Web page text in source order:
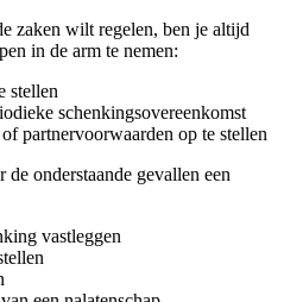
zaken wilt regelen, ben je altijd
in de arm te nemen:
stellen
schenkingsovereenkomst
partnervoorwaarden op te stellen
onderstaande gevallen een
vastleggen